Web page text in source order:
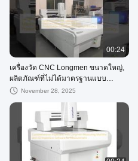
00:24
เครื่องวัด CNC Longmen ขนาดใหญ่,
ผลิตภัณฑ์ที่ไม่ได้มาตรฐานแบบ
กำหนดเอง, เครื่องวัดวิดีโอ, ความ
November 28, 2025